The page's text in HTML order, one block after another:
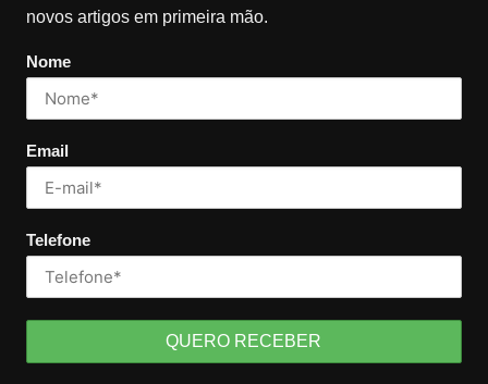
novos artigos em primeira mão.
Nome
Email
Telefone